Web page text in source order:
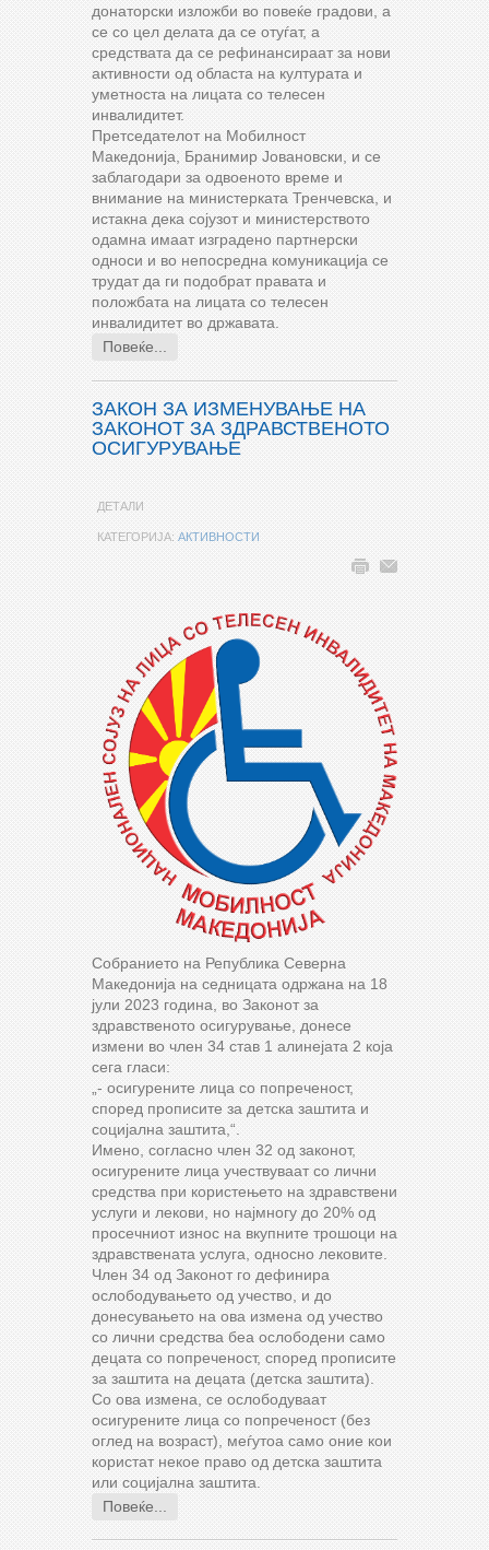
донаторски изложби во повеќе градови, а
се со цел делата да се отуѓат, а
средствата да се рефинансираат за нови
активности од областа на културата и
уметноста на лицата со телесен
инвалидитет.
Претседателот на Мобилност
Македонија, Бранимир Јовановски, и се
заблагодари за одвоеното време и
внимание на министерката Тренчевска, и
истакна дека сојузот и министерството
одамна имаат изградено партнерски
односи и во непосредна комуникација се
трудат да ги подобрат правата и
положбата на лицата со телесен
инвалидитет во државата.
Повеќе...
ЗАКОН ЗА ИЗМЕНУВАЊЕ НА
ЗАКОНОТ ЗА ЗДРАВСТВЕНОТО
ОСИГУРУВАЊЕ
ДЕТАЛИ
КАТЕГОРИЈА: АКТИВНОСТИ
Собранието на Република Северна
Македонија на седницата одржана на 18
јули 2023 година, во Законот за
здравственото осигурување, донесе
измени во член 34 став 1 алинејата 2 која
сега гласи:
„- осигурените лица со попреченост,
според прописите за детска заштита и
социјална заштита,“.
Имено, согласно член 32 од законот,
осигурените лица учествуваат со лични
средства при користењето на здравствени
услуги и лекови, но најмногу до 20% од
просечниот износ на вкупните трошоци на
здравствената услуга, односно лековите.
Член 34 од Законот го дефинира
ослободувањето од учество, и до
донесувањето на ова измена од учество
со лични средства беа ослободени само
децата со попреченост, според прописите
за заштита на децата (детска заштита).
Со ова измена, се ослободуваат
осигурените лица со попреченост (без
оглед на возраст), меѓутоа само оние кои
користат некое право од детска заштита
или социјална заштита.
Повеќе...